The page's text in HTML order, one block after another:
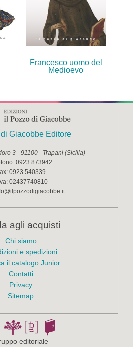
Francesco uomo del
Medioevo
di Giacobbe Editore
3 - 91100 - Trapani (Sicilia)
0923.873942
0923.540339
02437740810
agli acquisti
Chi siamo
e spedizioni
il catalogo Junior
Contatti
Privacy
Sitemap
editoriale